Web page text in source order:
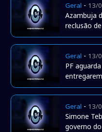
Geral - 13/
Azambuja
reclusão
Geral - 13/
PF
Geral - 13/
Simone
governo